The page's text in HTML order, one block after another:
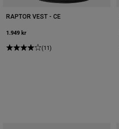
RAPTOR VEST - CE
1.949 kr
(11)